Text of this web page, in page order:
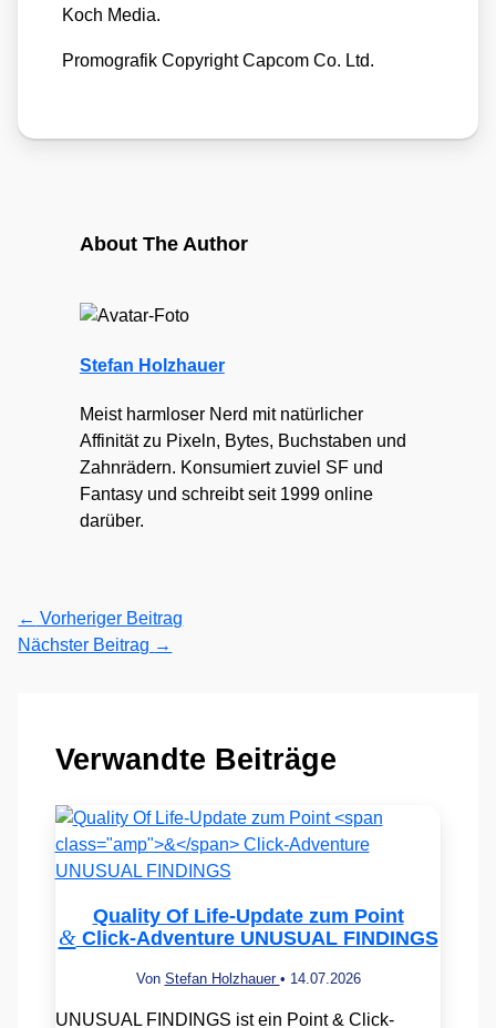
Koch Media.
Pro­mo­gra­fik Copy­right Cap­com Co. Ltd.
About The Author
Stefan Holzhauer
Meist harmloser Nerd mit natürlicher
Affinität zu Pixeln, Bytes, Buchstaben und
Zahnrädern. Konsumiert zuviel SF und
Fantasy und schreibt seit 1999 online
darüber.
← Vorheriger Beitrag
Nächster Beitrag →
Verwandte Beiträge
Quality Of Life-Update zum Point
&Click-Adventure UNUSUAL FINDINGS
Von Stefan Holzhauer • 14.07.2026
UNUSUAL FINDINGS ist ein Point & Click-